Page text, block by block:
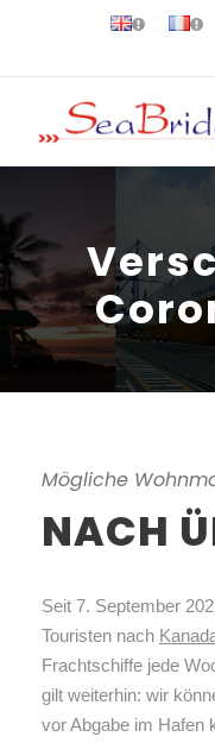
Mögliche
NACH
Seit 7. September
Touristen nach
Frachtschiffe jede
gilt weiterhin: wir
vor Abgabe im Hafen